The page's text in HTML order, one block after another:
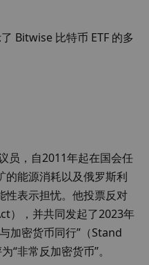
Bitwise 比特币 ETF 的多
员，自2011年起在国会任
的能源消耗以及俄罗斯利
性表示担忧。他投票反对
），并共同发起了2023年
加密货币同行”（Stand
非常反加密货币”。